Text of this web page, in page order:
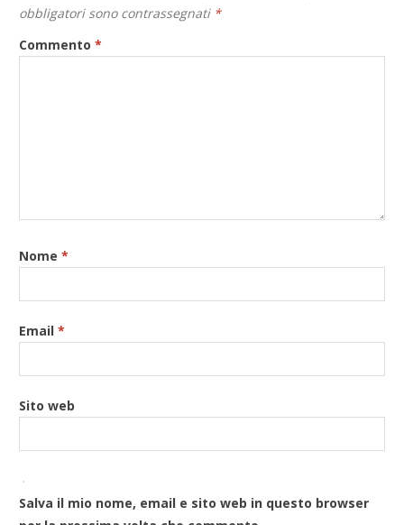
obbligatori sono contrassegnati *
Commento*
Nome*
Email*
Sito web
Salva il mio nome, email e sito web in questo browser